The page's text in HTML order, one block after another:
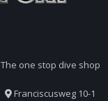
The one stop dive shop
Franciscusweg 10-1